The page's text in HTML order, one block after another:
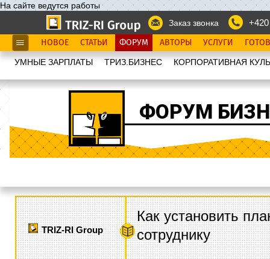
На сайте ведутся работы
Заказ звонка
НОВОЕ СТАТЬИ ФОРУМ АВТОРЫ УСЛУГИ
УМНЫЕ ЗАРПЛАТЫ ТРИЗ.БИЗНЕС КОРПОРАТИВНАЯ
ФОРУМ
TRIZ-RI Group
Как установить
сотруднику